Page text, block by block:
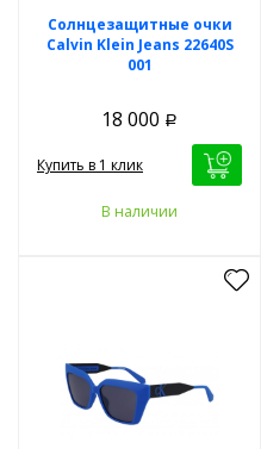
Солнцезащитные очки
Calvin Klein Jeans 22640S
001
18 000 Р
Купить в 1 клик
В наличии